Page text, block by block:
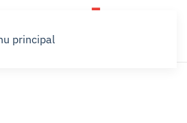
principal